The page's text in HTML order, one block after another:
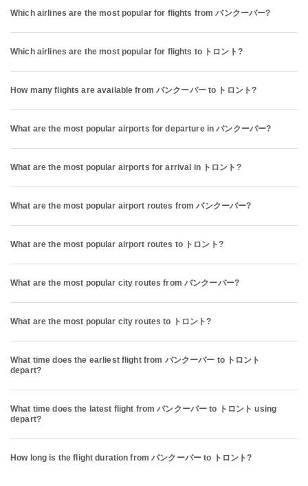
Which airlines are the most popular for flights from バンクーバー?
Which airlines are the most popular for flights to トロント?
How many flights are available from バンクーバー to トロント?
What are the most popular airports for departure in バンクーバー?
What are the most popular airports for arrival in トロント?
What are the most popular airport routes from バンクーバー?
What are the most popular airport routes to トロント?
What are the most popular city routes from バンクーバー?
What are the most popular city routes to トロント?
What time does the earliest flight from バンクーバー to トロント
depart?
What time does the latest flight from バンクーバー to トロント using
depart?
How long is the flight duration from バンクーバー to トロント?